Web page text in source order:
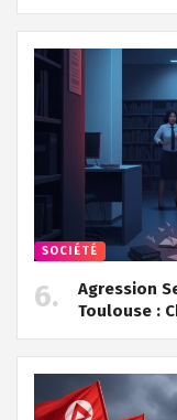
SOCIÉTÉ
Agression
Toulouse :